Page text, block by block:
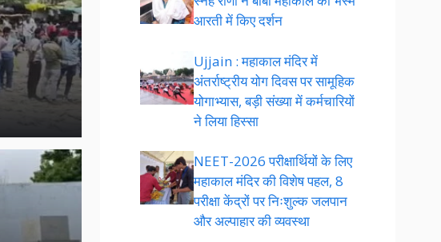
आरती में किए दर्शन
Ujjain : महाकाल मंदिर में
अंतर्राष्ट्रीय योग दिवस पर सामूहिक
योगाभ्यास, बड़ी संख्या में कर्मचारियों
ने लिया हिस्सा
NEET-2026 परीक्षार्थियों के लिए
महाकाल मंदिर की विशेष पहल, 8
परीक्षा केंद्रों पर निःशुल्क जलपान
और अल्पाहार की व्यवस्था